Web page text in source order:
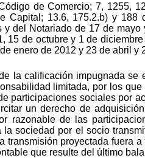
de Comercio; 7, 1255,
Capital; 13.6, 175.2.b) y
y del Notariado de 17 de
15 de octubre y 1 de
enero de 2012 y 23 de abril y
la calificación impugnada
limitada, por los
participaciones sociales por
un derecho de
razonable de las
sociedad por el socio
transmisión proyectada fuera
que resulte del último